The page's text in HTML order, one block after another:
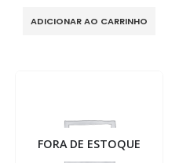
ADICIONAR AO CARRINHO
FORA DE ESTOQUE